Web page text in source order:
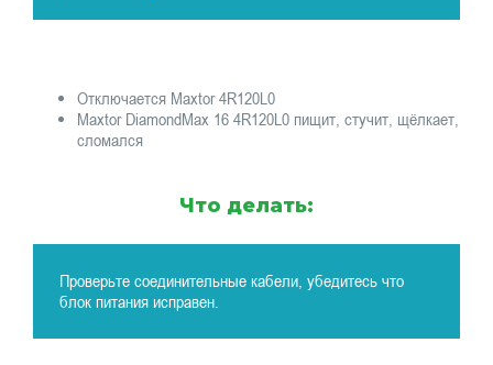
Отключается Maxtor 4R120L0
Maxtor DiamondMax 16 4R120L0 пищит, стучит, щёлкает,
сломался
Что делать:
Проверьте соединительные кабели, убедитесь что
блок питания исправен.